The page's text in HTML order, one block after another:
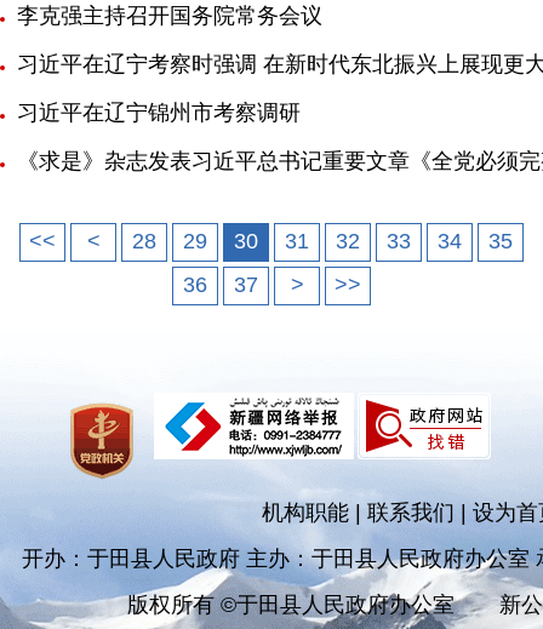
李克强主持召开国务院常务会议
习近平在辽宁考察时强调 在新时代东北振兴上展现更
习近平在辽宁锦州市考察调研
《求是》杂志发表习近平总书记重要文章《全党必须
<< < 28 29 30 31 32 33 34
35
36
37 > >>
机构职能 联系我们|设为首
开办：于田县人民政府 主办：于田县人民政府办公室
版权所有 ©于田县人民政府办公室
新